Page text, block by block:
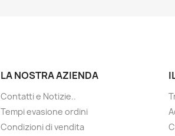
LA NOSTRA AZIENDA
Contatti e Notizie..
Tempi evasione ordini
Condizioni di vendita